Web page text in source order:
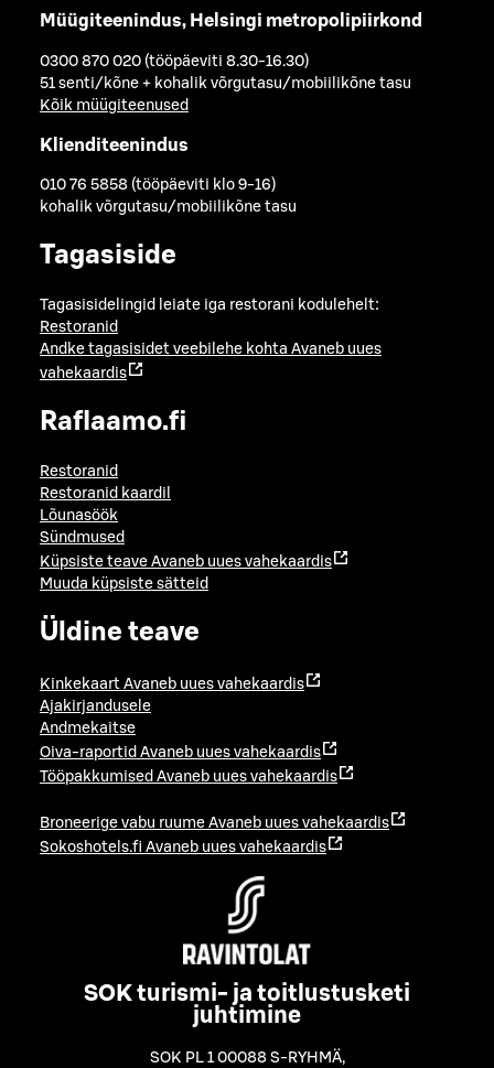
Müügiteenindus, Helsingi metropolipiirkond
0300 870 020 (tööpäeviti 8.30-16.30)
51 senti/kõne + kohalik võrgutasu/mobiilikõne tasu
Kõik müügiteenused
Klienditeenindus
010 76 5858 (tööpäeviti klo 9-16)
kohalik võrgutasu/mobiilikõne tasu
Tagasiside
Tagasisidelingid leiate iga restorani kodulehelt:
Restoranid
Andke tagasisidet veebilehe kohta Avaneb uues
vahekaardis
Raflaamo.fi
Restoranid
Restoranid kaardil
Lõunasöök
Sündmused
Küpsiste teave Avaneb uues vahekaardis
Muuda küpsiste sätteid
Üldine teave
Kinkekaart Avaneb uues vahekaardis
Ajakirjandusele
Andmekaitse
Oiva-raportid Avaneb uues vahekaardis
Tööpakkumised Avaneb uues vahekaardis
Broneerige vabu ruume Avaneb uues vahekaardis
Sokoshotels.fi Avaneb uues vahekaardis
SOK turismi- ja toitlustusketi
juhtimine
SOK PL 1 00088 S-RYHMÄ,